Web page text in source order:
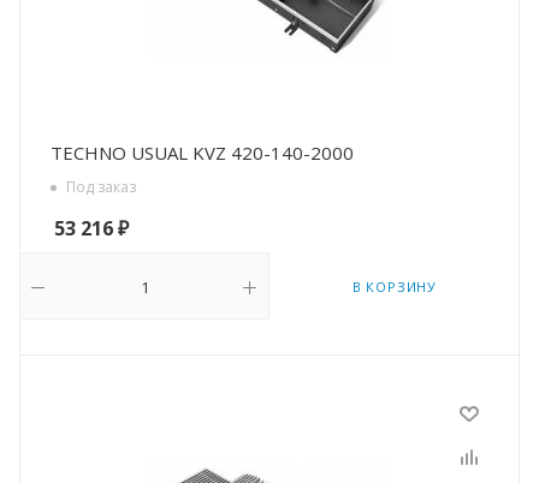
TECHNO USUAL KVZ 420-140-2000
Под заказ
53 216₽
В КОРЗИНУ